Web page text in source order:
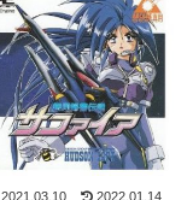
2021.03.10 2022.01.14